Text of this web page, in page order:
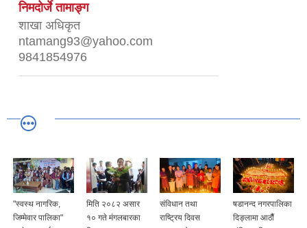
निमदोर्जे तामाङ्ग
शाखा अधिकृत
ntamang93@yahoo.com
9841854976
"स्वस्थ नागरिक,
जिम्मेवार पालिका"
मिति २०८२ असार
१० गते मंगलबारका
संविधान तथा
राष्ट्रिय दिवस
षडानन्द नगरपालिका
दिङ्लामा आठौैं